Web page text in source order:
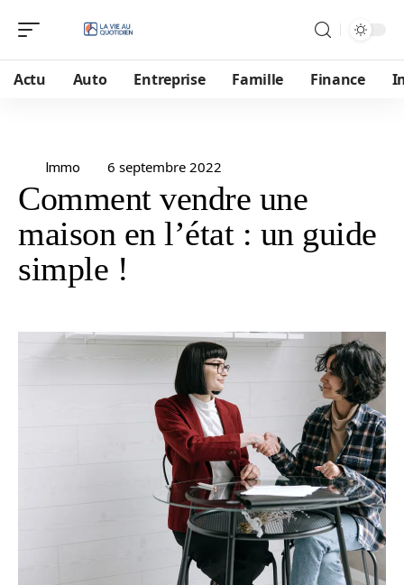
Actu Auto Entreprise Famille Finance
Immo 6 septembre 2022
Comment vendre une
maison en l’état : un guide
simple !